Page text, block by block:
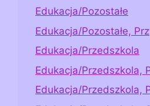
Edukacja/Pozostałe
Edukacja/Pozostałe,
Edukacja/Przedszkola
Edukacja/Przedszkola,
Edukacja/Przedszkola,